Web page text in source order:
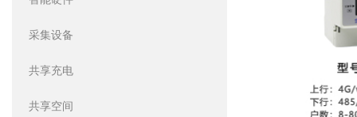
采集设备
共享充电
共享空间